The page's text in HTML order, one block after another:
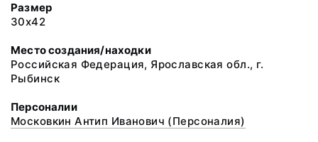
Размер
30х42
Место создания/находки
Российская Федерация, Ярославская обл., г.
Рыбинск
Персоналии
Московкин Антип Иванович (Персоналия)